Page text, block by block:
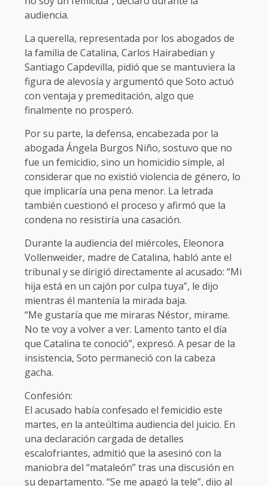
audiencia.
La querella, representada por los abogados de
la familia de Catalina, Carlos Hairabedian y
Santiago Capdevilla, pidió que se mantuviera la
figura de alevosía y argumentó que Soto actuó
con ventaja y premeditación, algo que
finalmente no prosperó.
Por su parte, la defensa, encabezada por la
abogada Ángela Burgos Niño, sostuvo que no
fue un femicidio, sino un homicidio simple, al
considerar que no existió violencia de género, lo
que implicaría una pena menor. La letrada
también cuestionó el proceso y afirmó que la
condena no resistiría una casación.
Durante la audiencia del miércoles, Eleonora
Vollenweider, madre de Catalina, habló ante el
tribunal y se dirigió directamente al acusado: “Mi
hija está en un cajón por culpa tuya”, le dijo
mientras él mantenía la mirada baja.
“Me gustaría que me miraras Néstor, mirame.
No te voy a volver a ver. Lamento tanto el día
que Catalina te conoció”, expresó. A pesar de la
insistencia, Soto permaneció con la cabeza
gacha.
Confesión:
El acusado había confesado el femicidio este
martes, en la anteúltima audiencia del juicio. En
una declaración cargada de detalles
escalofriantes, admitió que la asesinó con la
maniobra del “mataleón” tras una discusión en
su departamento. “Se me apagó la tele”, dijo al